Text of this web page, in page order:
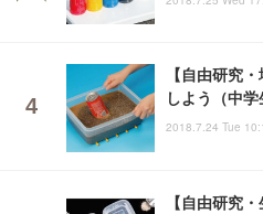
【自由研究
しよう（中学
2018.7.24 Tue
【自由研究